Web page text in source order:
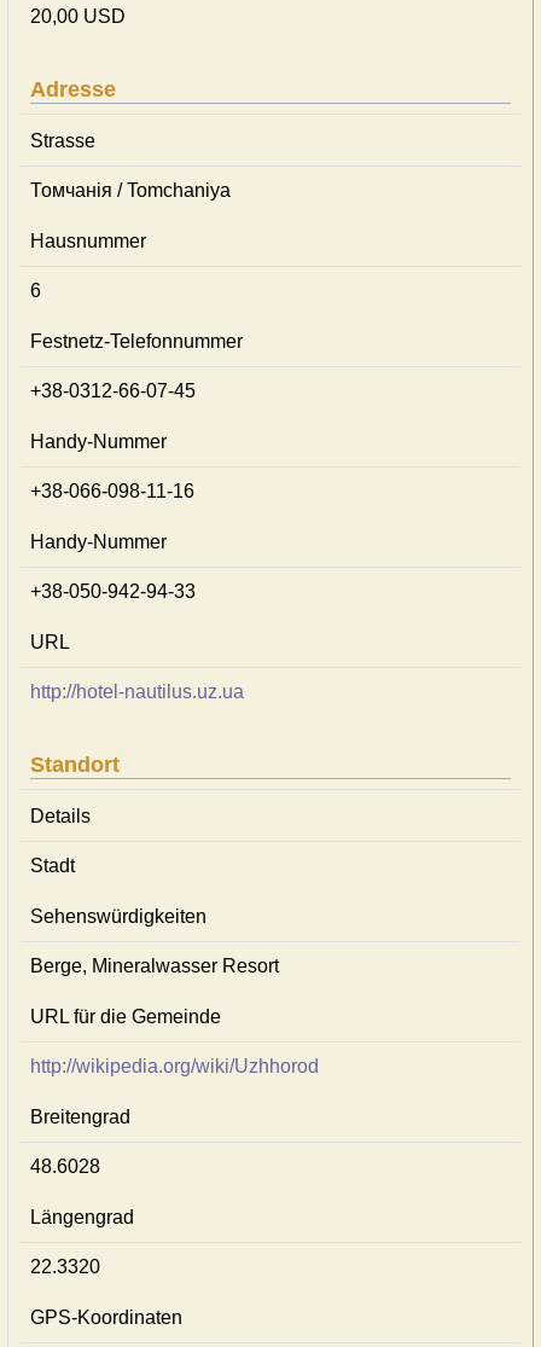
20,00 USD
Adresse
Strasse
Томчанія / Tomchaniya
Hausnummer
6
Festnetz-Telefonnummer
+38-0312-66-07-45
Handy-Nummer
+38-066-098-11-16
Handy-Nummer
+38-050-942-94-33
URL
http://hotel-nautilus.uz.ua
Standort
Details
Stadt
Sehenswürdigkeiten
Berge, Mineralwasser Resort
URL für die Gemeinde
http://wikipedia.org/wiki/Uzhhorod
Breitengrad
48.6028
Längengrad
22.3320
GPS-Koordinaten